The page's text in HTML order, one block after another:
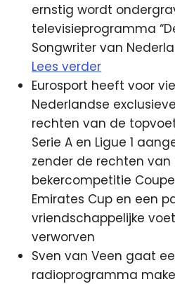
ernstig wordt
televisieprogramma
Songwriter van
Lees verder
Eurosport heeft voor
Nederlandse
rechten van de
Serie A en Ligue 1
zender de rechten van
bekercompetitie
Emirates Cup en een
vriendschappelijke
verworven
Sven van Veen gaat
radioprogramma